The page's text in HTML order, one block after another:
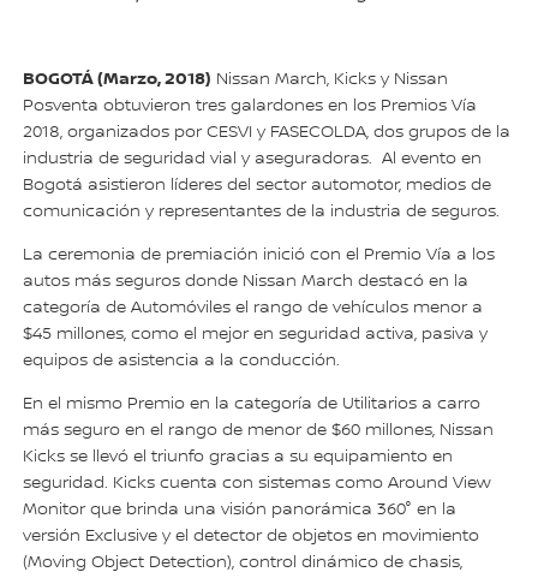
BOGOTÁ (Marzo, 2018) Nissan March, Kicks y Nissan
Posventa obtuvieron tres galardones en los Premios Vía
2018, organizados por CESVI y FASECOLDA, dos grupos de la
industria de seguridad vial y aseguradoras. Al evento en
Bogotá asistieron líderes del sector automotor, medios de
comunicación y representantes de la industria de seguros.
La ceremonia de premiación inició con el Premio Vía a los
autos más seguros donde Nissan March destacó en la
categoría de Automóviles el rango de vehículos menor a
$45 millones, como el mejor en seguridad activa, pasiva y
equipos de asistencia a la conducción.
En el mismo Premio en la categoría de Utilitarios a carro
más seguro en el rango de menor de $60 millones, Nissan
Kicks se llevó el triunfo gracias a su equipamiento en
seguridad. Kicks cuenta con sistemas como Around View
Monitor que brinda una visión panorámica 360° en la
versión Exclusive y el detector de objetos en movimiento
(Moving Object Detection), control dinámico de chasis,